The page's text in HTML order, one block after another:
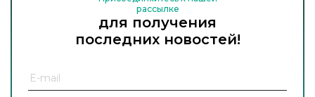
рассылке
для получения
последних новостей!